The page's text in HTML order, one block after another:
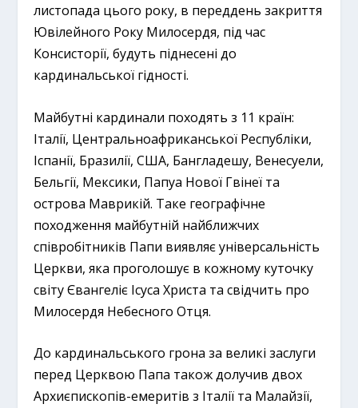
листопада цього року, в переддень закриття
Ювілейного Року Милосердя, під час
Консисторії, будуть піднесені до
кардинальської гідності.
Майбутні кардинали походять з 11 країн:
Італії, Центральноафриканської Республіки,
Іспанії, Бразилії, США, Бангладешу, Венесуели,
Бельгії, Мексики, Папуа Нової Гвінеї та
острова Маврикій. Таке географічне
походження майбутній найближчих
співробітників Папи виявляє універсальність
Церкви, яка проголошує в кожному куточку
світу Євангеліє Ісуса Христа та свідчить про
Милосердя Небесного Отця.
До кардинальського грона за великі заслуги
перед Церквою Папа також долучив двох
Архиєпископів-емеритів з Італії та Малайзії,